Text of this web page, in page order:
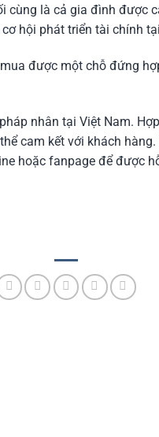
là cả gia đình được
hội phát triển tài chính
được một chỗ đứng
nhân tại Việt Nam.
cam kết với khách
hoặc fanpage để được